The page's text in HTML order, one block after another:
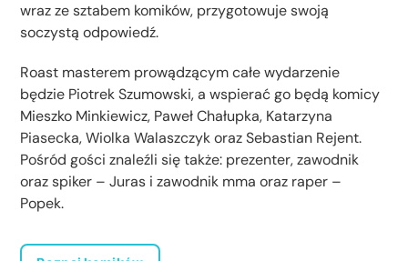
wraz ze sztabem komików, przygotowuje swoją
soczystą odpowiedź.
Roast masterem prowądzącym całe wydarzenie
będzie Piotrek Szumowski, a wspierać go będą komicy
Mieszko Minkiewicz, Paweł Chałupka, Katarzyna
Piasecka, Wiolka Walaszczyk oraz Sebastian Rejent.
Pośród gości znaleźli się także: prezenter, zawodnik
oraz spiker – Juras i zawodnik mma oraz raper –
Popek.